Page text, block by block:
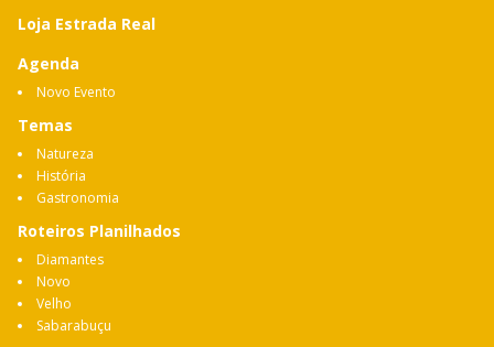
Loja Estrada Real
Agenda
Novo Evento
Temas
Natureza
História
Gastronomia
Roteiros Planilhados
Diamantes
Novo
Velho
Sabarabuçu